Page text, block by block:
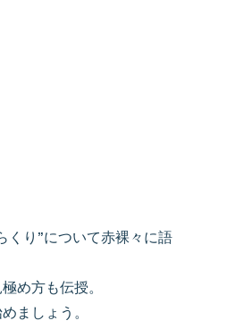
くり”について赤裸々に語
め方も伝授。
ましょう。